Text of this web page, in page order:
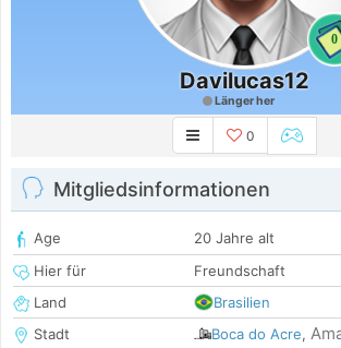
0
Davilucas12
Länger her
0
Mitgliedsinformationen
Age
20 Jahre alt
Hier für
Freundschaft
Land
Brasilien
Stadt
Boca do Acre,